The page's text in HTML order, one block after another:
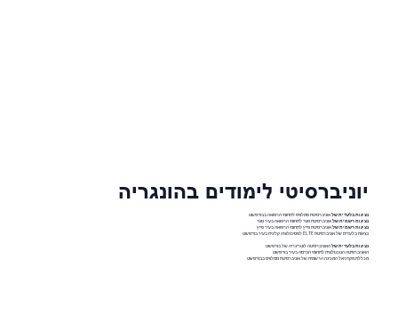
יוניברסיטי לימודים בהונגריה
נציגות בלעדית שלאוניברסיטת סמלוויס לתחומי הרפואה בבודפשט
נציגות רשמית שלאוניברסיטת סגד לתחומי הרפואה בעיר סגד
נציגות רשמית שלאוניברסיטת פייץ לתחומי הרפואה בעיר פייץ
נציגות בלעדית של אוניברסיטת ELTE לפסיכולוגיה קלינית בעיר בודפשט
נציגות בלעדית שלהאוניברסיטה לוטרינריה של בודפשט
האוניברסיטה הטכנולוגית לתחומי הנדסה בעיר בודפשט
מכללת מקדניאל המכינה הרשמית של אוניברסיטת סמלוויס בבודפשט